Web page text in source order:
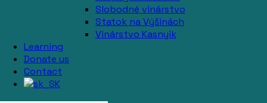
Slobodné vinárstvo
Statok na Výšinách
Vinárstvo Kasnyik
Learning
Donate us
Contact